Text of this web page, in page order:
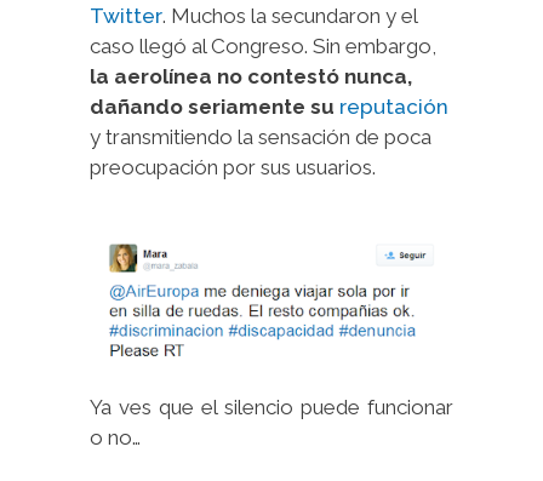
Twitter. Muchos la secundaron y el
caso llegó al Congreso. Sin embargo,
la aerolínea no contestó nunca,
dañando seriamente su reputación
y transmitiendo la sensación de poca
preocupación por sus usuarios.
Ya ves que el silencio puede funcionar
o no…